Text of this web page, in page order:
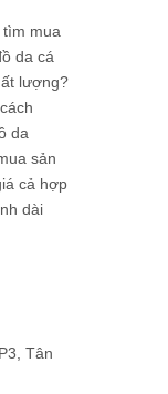
tìm mua
da cá
lượng?
da
sản
cả hợp
dài
Tân